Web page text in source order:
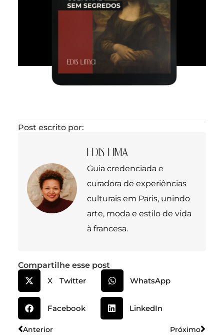
Post escrito por:
EDIS LIMA
Guia credenciada e
curadora de experiências
culturais em Paris, unindo
arte, moda e estilo de vida
à francesa.
Compartilhe esse post
X Twitter
WhatsApp
Facebook LinkedIn
Anterior Próximo